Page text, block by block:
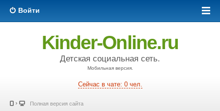
Войти
Kinder-Online.ru
Детская социальная сеть.
Мобильная версия.
Сейчас в чате: 0 чел.
Полная версия сайта